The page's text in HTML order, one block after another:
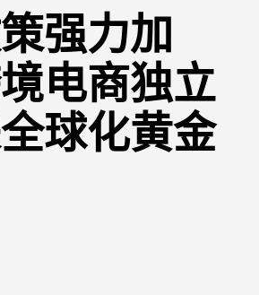
强力加
电商独立
球化黄金